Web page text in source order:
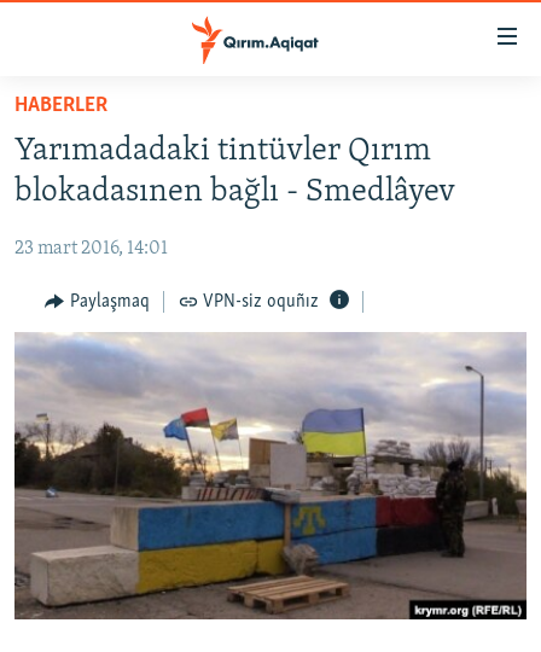
Esas
qaytmaq
Baş
qaytmaq
qaytmaq
SİYASET
CEMİYET
MEDENİYET
İNSAN AQLARI
VİDEO
SÜRET
FİKİR
Русский
Українською
HABERLER
Yarımadadaki tintüvler Qırım
blokadasınen bağlı - Smedlâyev
23 mart 2016, 14:01
Paylaşmaq VPN-siz oquñız